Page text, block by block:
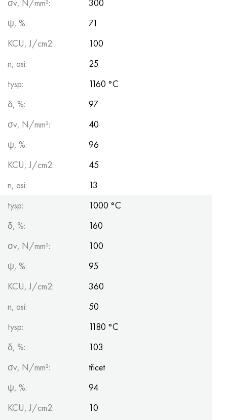
σv, N/mm²:
300
ψ, %:
71
KCU, J/cm2:
100
n, asi:
25
tysp:
1160 °С
δ, %:
97
σv, N/mm²:
40
ψ, %:
96
KCU, J/cm2:
45
n, asi:
13
tysp:
1000 °С
δ, %:
160
σv, N/mm²:
100
ψ, %:
95
KCU, J/cm2:
360
n, asi:
50
tysp:
1180 °С
δ, %:
103
σv, N/mm²:
třicet
ψ, %:
94
KCU, J/cm2:
10